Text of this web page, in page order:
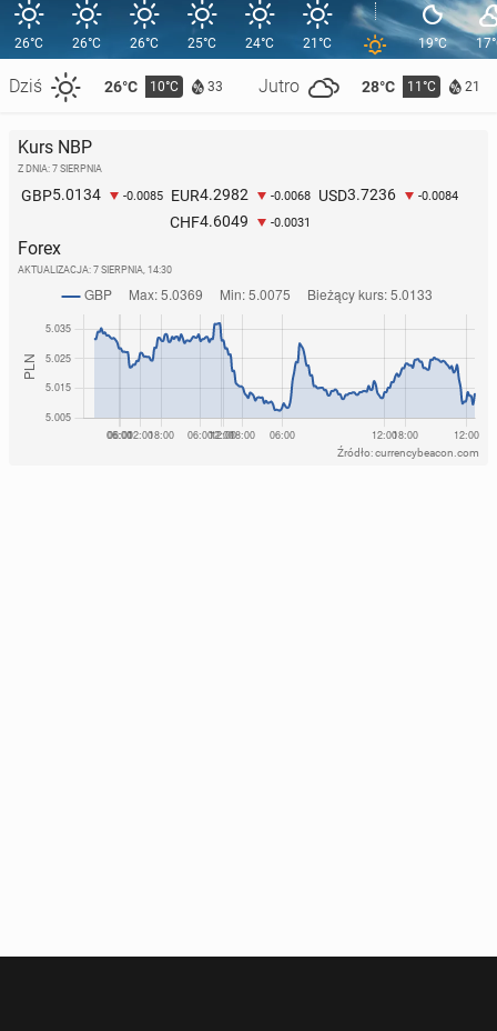
26°C
Dziś 26°C 10°C 33 Jutro 28°C 11°C 21
26°C 26°C 25°C 24°C 21°C 19°C
Kurs NBP
Z DNIA: 7 SIERPNIA
GBP5.0134 -0.0085 EUR4.2982 -0.0068 USD3.7236 -0.0084
CHF4.6049 -0.0031
Forex
AKTUALIZACJA: 7 SIERPNIA, 14:30
Źródło: currencybeacon.com